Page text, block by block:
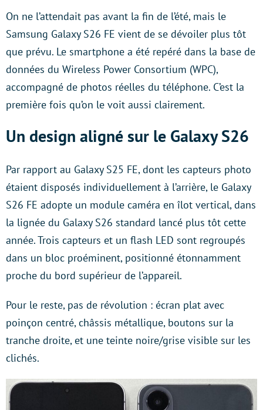
On ne l’attendait pas avant la fin de l’été, mais le
Samsung Galaxy S26 FE vient de se dévoiler plus tôt
que prévu. Le smartphone a été repéré dans la base de
données du Wireless Power Consortium (WPC),
accompagné de photos réelles du téléphone. C’est la
première fois qu’on le voit aussi clairement.
Un design aligné sur le Galaxy S26
Par rapport au Galaxy S25 FE, dont les capteurs photo
étaient disposés individuellement à l’arrière, le Galaxy
S26 FE adopte un module caméra en îlot vertical, dans
la lignée du Galaxy S26 standard lancé plus tôt cette
année. Trois capteurs et un flash LED sont regroupés
dans un bloc proéminent, positionné étonnamment
proche du bord supérieur de l’appareil.
Pour le reste, pas de révolution : écran plat avec
poinçon centré, châssis métallique, boutons sur la
tranche droite, et une teinte noire/grise visible sur les
clichés.